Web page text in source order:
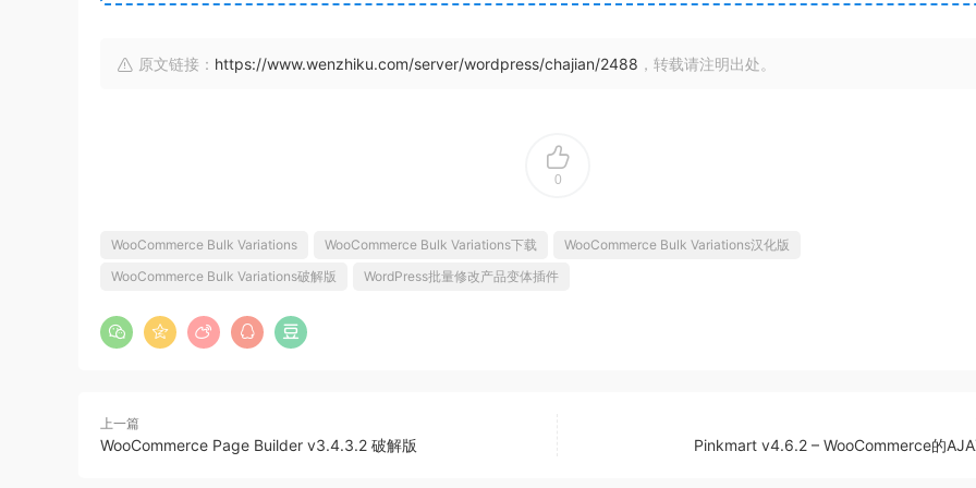
原文链接： https://www.wenzhiku.com/server/wordpress/chajian/2488 ，转载请注明出处。
0
WooCommerce Bulk Variations WooCommerce Bulk Variations下载
WooCommerce Bulk Variations汉化版
WooCommerce Bulk Variations破解版
WordPress批量修改产品变体插件
上一篇
WooCommerce Page Builder v3.4.3.2 破解版 Pinkmart v4.6.2 – WooCommerce的